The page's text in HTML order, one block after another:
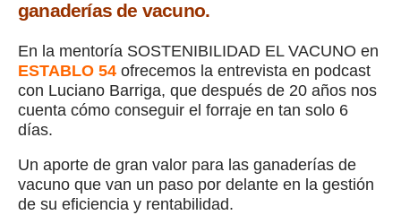
ganaderías de vacuno.
En la mentoría SOSTENIBILIDAD EL VACUNO en
ESTABLO 54 ofrecemos la entrevista en podcast
con Luciano Barriga, que después de 20 años nos
cuenta cómo conseguir el forraje en tan solo 6
días.
Un aporte de gran valor para las ganaderías de
vacuno que van un paso por delante en la gestión
de su eficiencia y rentabilidad.